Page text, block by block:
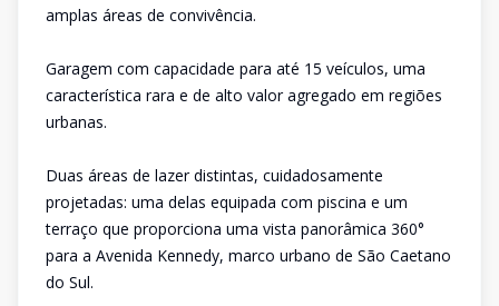
amplas áreas de convivência.
Garagem com capacidade para até 15 veículos, uma
característica rara e de alto valor agregado em regiões
urbanas.
Duas áreas de lazer distintas, cuidadosamente
projetadas: uma delas equipada com piscina e um
terraço que proporciona uma vista panorâmica 360°
para a Avenida Kennedy, marco urbano de São Caetano
do Sul.